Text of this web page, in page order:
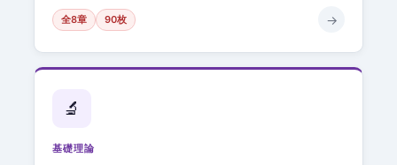
全8章 90枚 →
🔬
基礎理論